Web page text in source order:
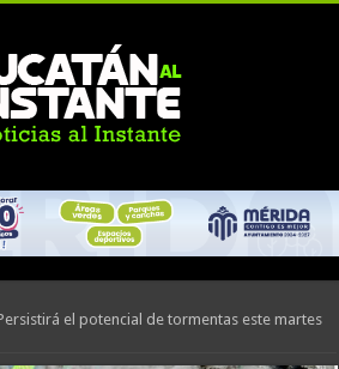
el potencial de tormentas este martes